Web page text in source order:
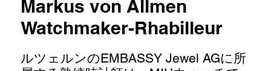
Markus von Allmen
Watchmaker-Rhabilleur
ルツェルンのEMBASSY Jewel AGに所